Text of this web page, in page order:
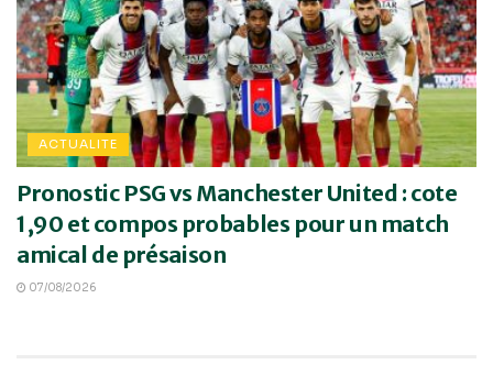
ACTUALITE
Pronostic PSG vs Manchester United : cote
1,90 et compos probables pour un match
amical de présaison
07/08/2026